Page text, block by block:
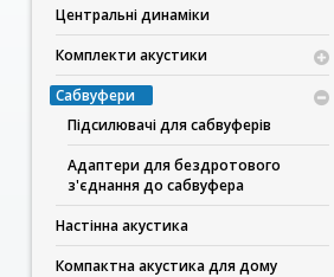
Центральні динаміки
Комплекти акустики
Сабвуфери
Підсилювачі для сабвуферів
Адаптери для бездротового
з'єднання до сабвуфера
Настінна акустика
Компактна акустика для дому